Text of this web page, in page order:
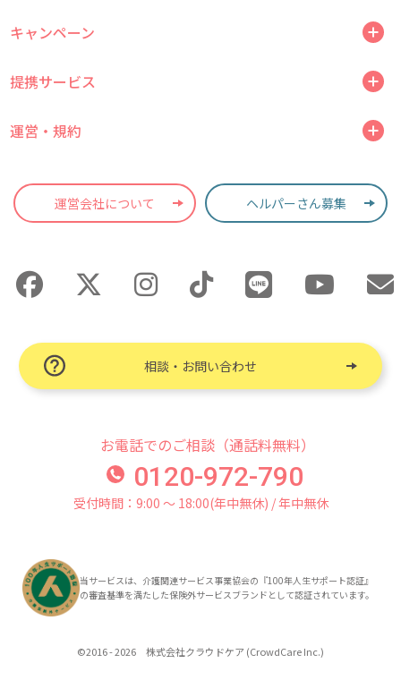
キャンペーン
提携サービス
運営・規約
運営会社について ヘルパーさん募集
相談・お問い合わせ
お電話でのご相談（通話料無料）
0120-972-790
受付時間：9:00 〜 18:00(年中無休) / 年中無休
当サービスは、介護関連サービス事業協会の『100年人生サポート認証』
の審査基準を満たした保険外サービスブランドとして認証されています。
©2016 - 2026 株式会社クラウドケア (CrowdCare Inc.)